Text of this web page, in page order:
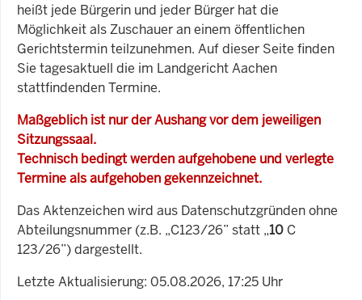
heißt jede Bürgerin und jeder Bürger hat die
Möglichkeit als Zuschauer an einem öffentlichen
Gerichtstermin teilzunehmen. Auf dieser Seite finden
Sie tagesaktuell die im Landgericht Aachen
stattfindenden Termine.
Maßgeblich ist nur der Aushang vor dem jeweiligen
Sitzungssaal.
Technisch bedingt werden aufgehobene und verlegte
Termine als aufgehoben gekennzeichnet.
Das Aktenzeichen wird aus Datenschutzgründen ohne
Abteilungsnummer (z.B. „C123/26” statt „10 C
123/26”) dargestellt.
Letzte Aktualisierung: 05.08.2026, 17:25 Uhr